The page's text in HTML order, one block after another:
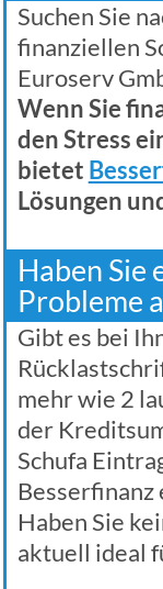
Suchen Sie
finanziellen
Euroserv
Wenn Sie
den Stress
bietet
Lösungen
Haben Sie
Probleme
Gibt es bei
mehr wie 2
der
Schufa
Besserfinanz
Haben Sie
aktuell ideal